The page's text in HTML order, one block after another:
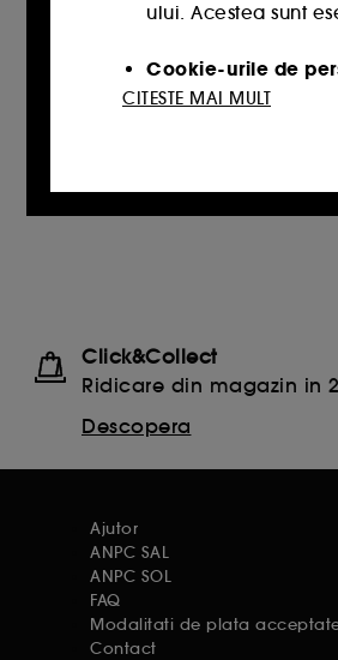
Click&Collect
Ridicare din magazin in
Descopera
Ajutor
ANPC SAL
ANPC SOL
FAQ
Modalitati de plata
Contact
ului. Acestea sunt
Cookie-urile de
potriveste cel mai
online.
Cookie-uri pentru
Cu exceptia cookie-
cookies folosind
CITESTE MAI MULT